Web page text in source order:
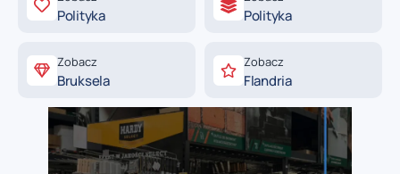
Polityka Polityka
Zobacz
Bruksela
Zobacz
Flandria